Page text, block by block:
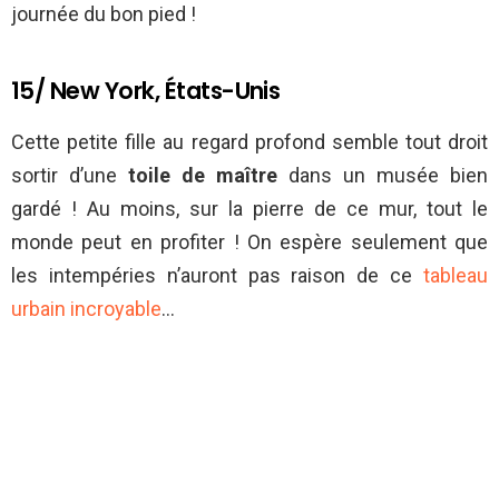
journée du bon pied !
15/ New York, États-Unis
Cette petite fille au regard profond semble tout droit
sortir d’une toile de maître dans un musée bien
gardé ! Au moins, sur la pierre de ce mur, tout le
monde peut en profiter ! On espère seulement que
les intempéries n’auront pas raison de ce tableau
urbain incroyable…